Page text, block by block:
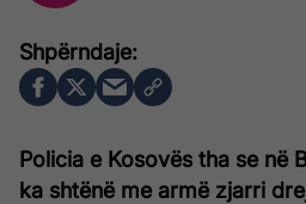
Policia e Kosovës tha se në
ka shtënë me armë zjarri